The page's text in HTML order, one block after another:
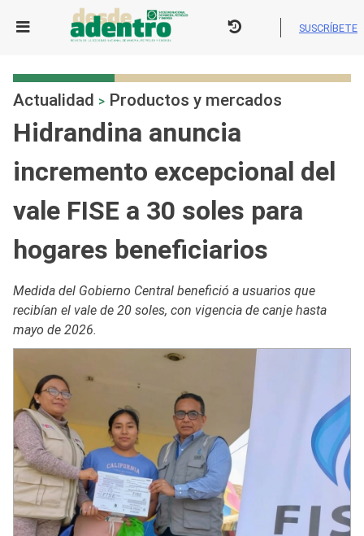
SUSCRÍBETE
Actualidad > Productos y mercados
Hidrandina anuncia
incremento excepcional del
vale FISE a 30 soles para
hogares beneficiarios
Medida del Gobierno Central benefició a usuarios que
recibían el vale de 20 soles, con vigencia de canje hasta
mayo de 2026.